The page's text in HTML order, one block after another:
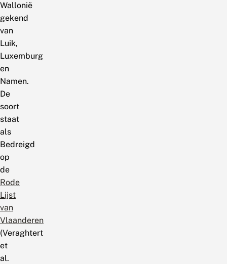
Wallonië
gekend
van
Luik,
Luxemburg
en
Namen.
De
soort
staat
als
Bedreigd
op
de
Rode
Lijst
van
Vlaanderen
(Veraghtert
et
al.